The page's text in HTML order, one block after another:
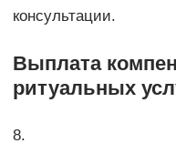
консультации.
Выплата
ритуальных
8.